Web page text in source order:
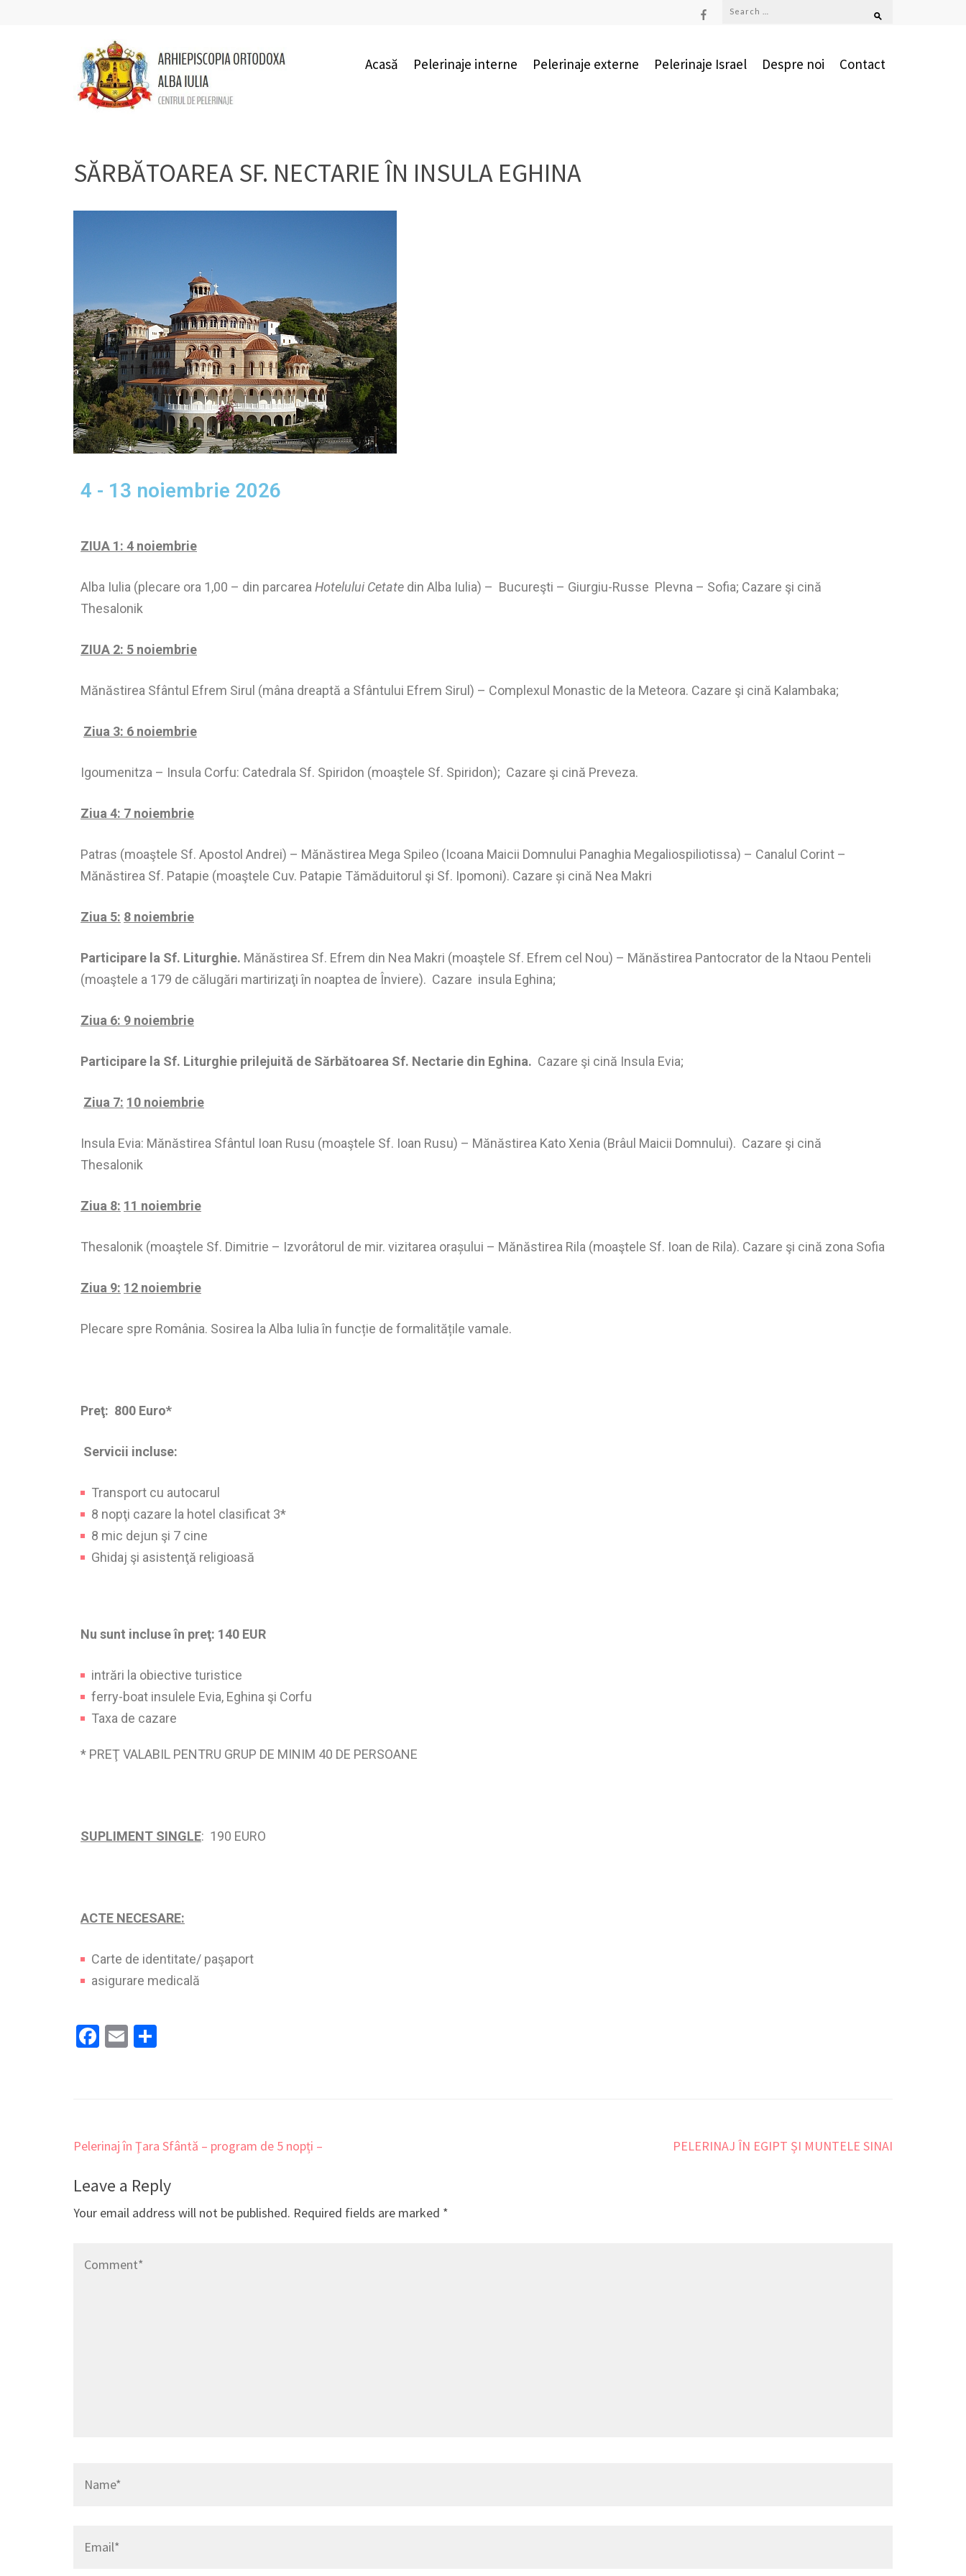
Acasă Pelerinaje interne Pelerinaje externe Pelerinaje Israel Despre noi Contact
SĂRBĂTOAREA SF. NECTARIE ÎN INSULA EGHINA
4 - 13 noiembrie 2026
ZIUA 1: 4 noiembrie
Alba Iulia (plecare ora 1,00 – din parcareaHotelului Cetate din Alba Iulia) – Bucureşti – Giurgiu-Russe Plevna – Sofia; Cazare şi cină
Thesalonik
ZIUA 2: 5 noiembrie
Mănăstirea Sfântul Efrem Sirul (mâna dreaptă a Sfântului Efrem Sirul) – Complexul Monastic de la Meteora. Cazare şi cină Kalambaka;
Ziua 3: 6 noiembrie
Igoumenitza – Insula Corfu: Catedrala Sf. Spiridon (moaştele Sf. Spiridon); Cazare şi cină Preveza.
Ziua 4: 7 noiembrie
Patras (moaştele Sf. Apostol Andrei) – Mănăstirea Mega Spileo (Icoana Maicii Domnului Panaghia Megaliospiliotissa) – Canalul Corint –
Mănăstirea Sf. Patapie (moaştele Cuv. Patapie Tămăduitorul şi Sf. Ipomoni). Cazare și cină Nea Makri
Ziua 5: 8 noiembrie
Participare la Sf. Liturghie. Mănăstirea Sf. Efrem din Nea Makri (moaştele Sf. Efrem cel Nou) – Mănăstirea Pantocrator de la Ntaou Penteli
(moaştele a 179 de călugări martirizaţi în noaptea de Înviere). Cazare insula Eghina;
Ziua 6: 9 noiembrie
Participare la Sf. Liturghie prilejuită de Sărbătoarea Sf. Nectarie din Eghina. Cazare şi cină Insula Evia;
Ziua 7: 10 noiembrie
Insula Evia: Mănăstirea Sfântul Ioan Rusu (moaştele Sf. Ioan Rusu) – Mănăstirea Kato Xenia (Brâul Maicii Domnului). Cazare şi cină
Thesalonik
Ziua 8: 11 noiembrie
Thesalonik (moaştele Sf. Dimitrie – Izvorâtorul de mir. vizitarea orașului – Mănăstirea Rila (moaştele Sf. Ioan de Rila). Cazare şi cină zona Sofia
Ziua 9: 12 noiembrie
Plecare spre România. Sosirea la Alba Iulia în funcție de formalitățile vamale.
Preţ: 800 Euro*
Servicii incluse:
Transport cu autocarul
8 nopţi cazare la hotel clasificat 3*
8 mic dejun şi 7 cine
Ghidaj şi asistenţă religioasă
Nu sunt incluse în preţ: 140 EUR
intrări la obiective turistice
ferry-boat insulele Evia, Eghina şi Corfu
Taxa de cazare
* PREŢ VALABIL PENTRU GRUP DE MINIM 40 DE PERSOANE
SUPLIMENT SINGLE: 190 EURO
ACTE NECESARE:
Carte de identitate/ paşaport
asigurare medicală
Facebook
Email
Pelerinaj în Ţara Sfântă – program de 5 nopți – PELERINAJ ÎN EGIPT ȘI MUNTELE SINAI
Leave a Reply
Your email address will not be published. Required fields are marked *